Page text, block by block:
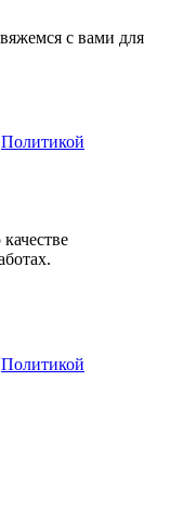
с вами для
Политикой
Политикой